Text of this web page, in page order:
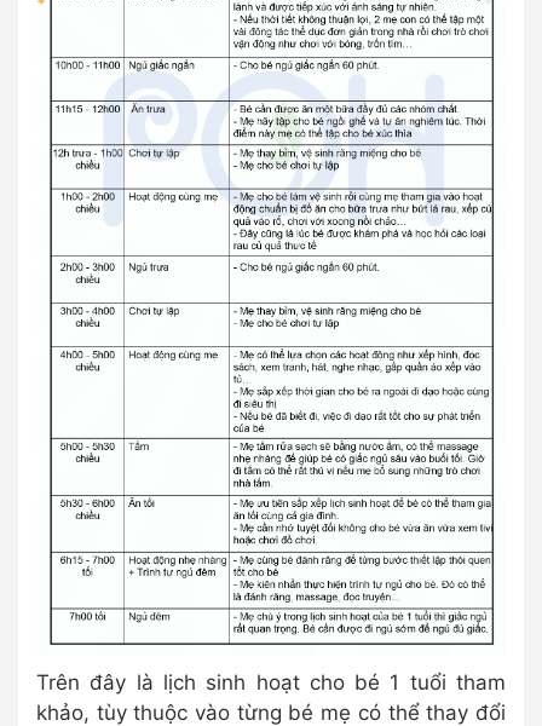
Trên đây là lịch sinh hoạt cho bé 1 tuổi tham
khảo, tùy thuộc vào từng bé mẹ có thể thay đổi